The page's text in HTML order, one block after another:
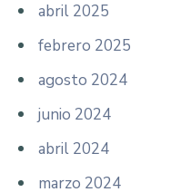
abril 2025
febrero 2025
agosto 2024
junio 2024
abril 2024
marzo 2024